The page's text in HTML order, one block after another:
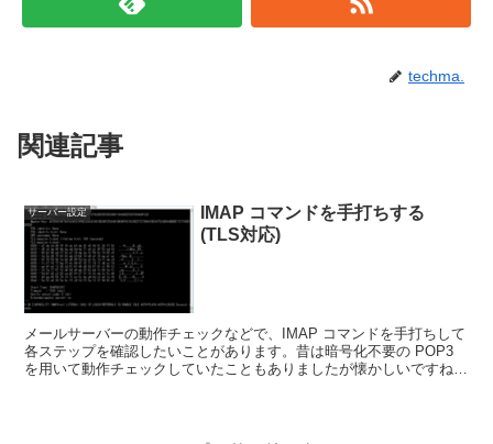
techma.
関連記事
サーバー設定
IMAP コマンドを手打ちする
(TLS対応)
メールサーバーの動作チェックなどで、IMAP コマンドを手打ちして
各ステップを確認したいことがあります。昔は暗号化不要の POP3
を用いて動作チェックしていたこともありましたが懐かしいですね。